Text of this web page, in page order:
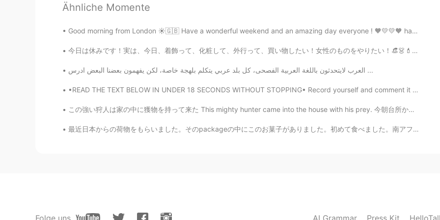
Ähnliche Momente
Good morning from London ☀️🇬🇧 Have a wonderful weekend and an amazing day everyone ! 🧡💛💛🧡 happ...
今日は休みです！実は、今日、着飾って、化粧して、外行って、買い物したい！女性のものをやりたい！👒👗💄その感じです。でも(大きな「でも」)、めっちゃ暑い！🥵そして、猫ちゃんの寝るのは羨ましい！だか...
العرب لايتحدثون باللغة العربية الفصحى، كل بلد عربي يتكلم بلهجة خاصة، لكن يفهمون بعضنا البعض ادرس ...
•READ THE TEXT BELOW IN UNDER 18 SECONDS WITHOUT STOPPING• Record yourself and comment it down. ...
この強い狩人は家の中に獲物を持って来た This mighty hunter came into the house with his prey. 今朝台所から変な音が聞こえて、猫はこのトカゲ...
最近日本からの荷物をもらいました。そのpackageの中にこのお菓子がありました。初めて食べました。南アフリカにありませんから。ものすごく美味しい！！人生の中のトップ5のクッキーです！ 皆さん...
Folge uns AI Grammar Press Kit